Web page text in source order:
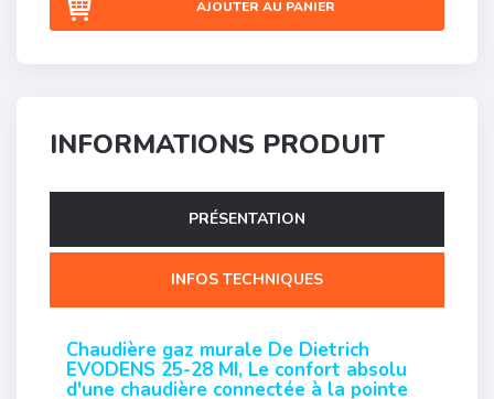
AJOUTER AU PANIER
INFORMATIONS PRODUIT
PRÉSENTATION
INFOS TECHNIQUES
Chaudière gaz murale De Dietrich
EVODENS 25-28 MI, Le confort absolu
d'une chaudière connectée à la pointe